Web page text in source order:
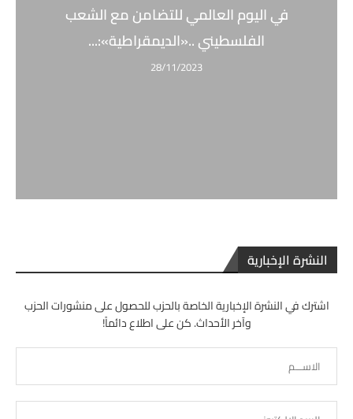
في اليوم العالمي للتضامن مع الشعب
الفلسطيني ..«الديمقراطية»:...
28/11/2023
النشرة الإخبارية
اشترك في النشرة الإخبارية الخاصة بالحزب للحصول على منشورات الحزب
وآخر الأحداث. كن على اطلاع دائماً!